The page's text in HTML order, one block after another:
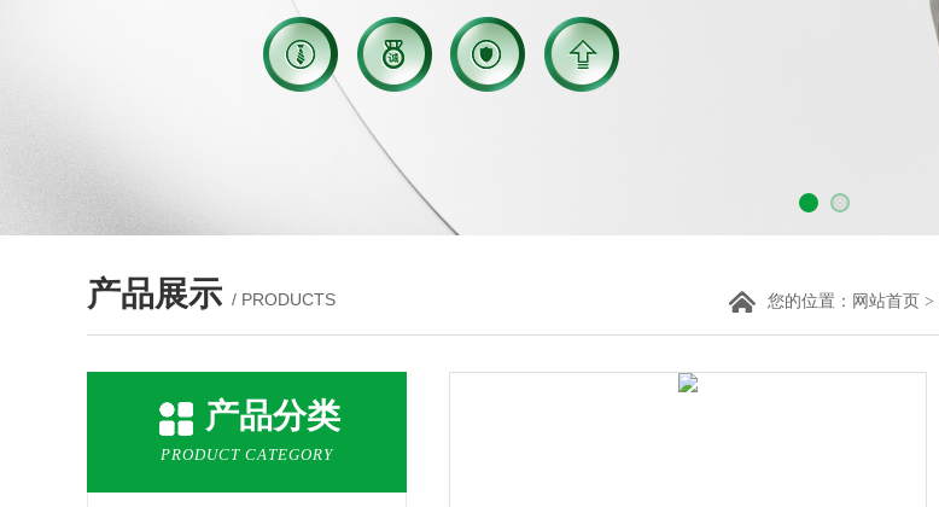
产品展示 / PRODUCTS 您的位置： 网站首页 >
产品分类
PRODUCT CATEGORY